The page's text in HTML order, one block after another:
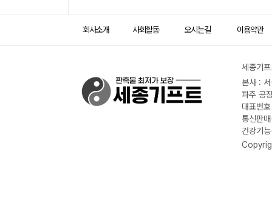
회사소개 사회활동 오시는길 이용약관
세종기
본사 :
파주 공
대표번
통신판
건강기